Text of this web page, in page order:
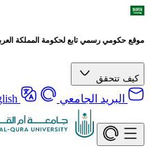
موقع حكومي رسمي تابع لحكومة المملكة
كيف تتحقق
البريد الجامعي